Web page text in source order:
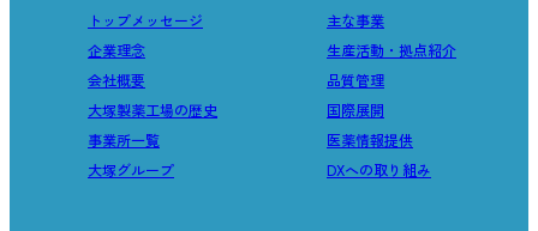
トップメッセージ
企業理念
会社概要
大塚製薬工場の歴史
事業所一覧
大塚グループ
主な事業
生産活動・拠点紹介
品質管理
国際展開
医薬情報提供
DXへの取り組み